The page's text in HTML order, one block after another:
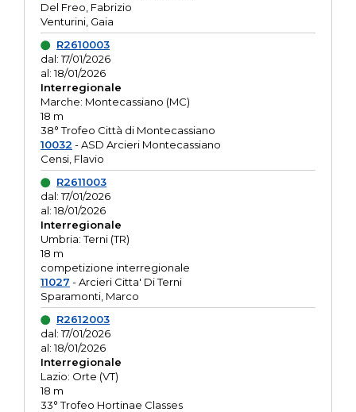
Del Freo, Fabrizio
Venturini, Gaia
R2610003
dal: 17/01/2026
al: 18/01/2026
Interregionale
Marche: Montecassiano (MC)
18 m
38° Trofeo Città di Montecassiano
10032 - ASD Arcieri Montecassiano
Censi, Flavio
R2611003
dal: 17/01/2026
al: 18/01/2026
Interregionale
Umbria: Terni (TR)
18 m
competizione interregionale
11027 - Arcieri Citta' Di Terni
Sparamonti, Marco
R2612003
dal: 17/01/2026
al: 18/01/2026
Interregionale
Lazio: Orte (VT)
18 m
33° Trofeo Hortinae Classes